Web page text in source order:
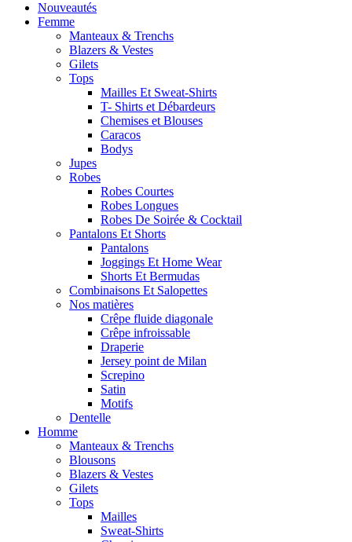
Nouveautés
Femme
Manteaux & Trenchs
Blazers & Vestes
Gilets
Tops
Mailles Et Sweat-Shirts
T- Shirts et Débardeurs
Chemises et Blouses
Caracos
Bodys
Jupes
Robes
Robes Courtes
Robes Longues
Robes De Soirée & Cocktail
Pantalons Et Shorts
Pantalons
Joggings Et Home Wear
Shorts Et Bermudas
Combinaisons Et Salopettes
Nos matières
Crêpe fluide diagonale
Crêpe infroissable
Draperie
Jersey point de Milan
Screpino
Satin
Motifs
Dentelle
Homme
Manteaux & Trenchs
Blousons
Blazers & Vestes
Gilets
Tops
Mailles
Sweat-Shirts